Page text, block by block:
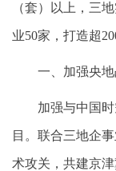
（套）以上，三
业50家，打造超
一、加强央
加强与中国
目。联合三地企
术攻关，共建京